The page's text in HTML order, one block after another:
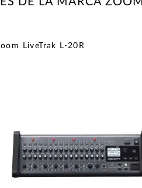
a wishlistLiveTrak L-20R